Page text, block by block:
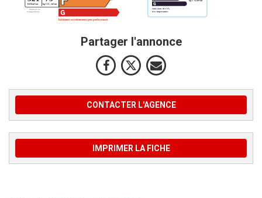
Partager l'annonce
CONTACTER L'AGENCE
IMPRIMER LA FICHE